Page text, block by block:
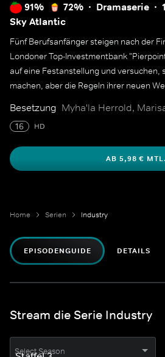
91% 72% Dramaserie
Sky Atlantic
Fünf Berufsanfänger steigen nach der
Londoner Top-Investmentbank
auf eine Festanstellung und versuchen,
machen, aber die Regeln ihrer neuen
Besetzung Myha'la Herrold,
16 HD
AB 5,98 € MTL.
Home Serien Industry
EPISODENGUIDE DETAILS
Stream die Serie Industry
Select Season